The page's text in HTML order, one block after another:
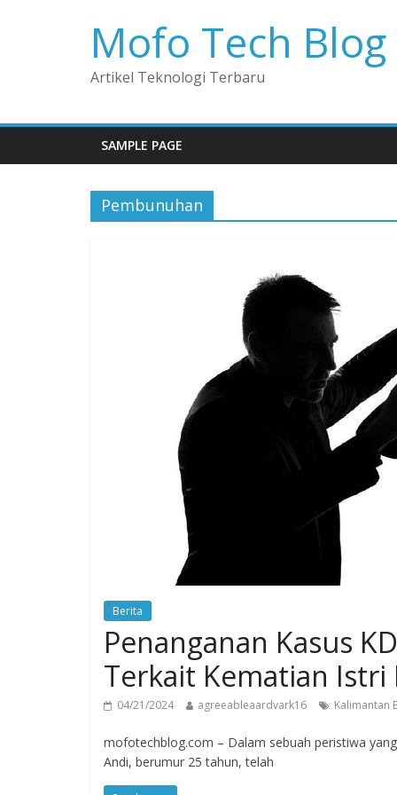
Mofo Tech Blog
Artikel Teknologi Terbaru
SAMPLE PAGE
Pembunuhan
Berita
Penanganan Kasus
Terkait Kematian Istri
04/21/2024 agreeableaardvark16 Kalimantan
mofotechblog.com – Dalam sebuah peristiwa
Andi, berumur 25 tahun, telah